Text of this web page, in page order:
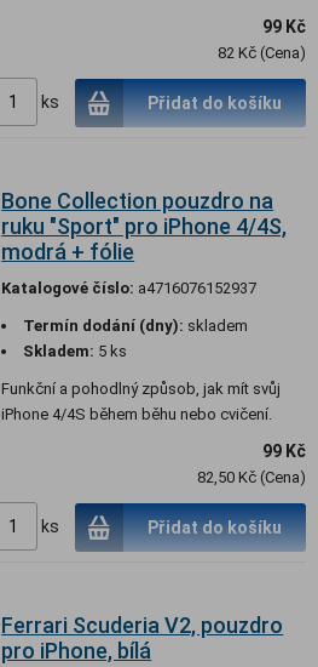
99 Kč
82 Kč (Cena)
ks Přidat do košíku
Bone Collection pouzdro na
ruku "Sport" pro iPhone 4/4S,
modrá + fólie
Katalogové číslo: a4716076152937
Termín dodání (dny): skladem
Skladem: 5 ks
Funkční a pohodlný způsob, jak mít svůj
iPhone 4/4S během běhu nebo cvičení.
99 Kč
82,50 Kč (Cena)
ks Přidat do košíku
Ferrari Scuderia V2, pouzdro
pro iPhone, bílá